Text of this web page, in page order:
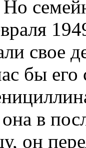
свое
бы его
в
он